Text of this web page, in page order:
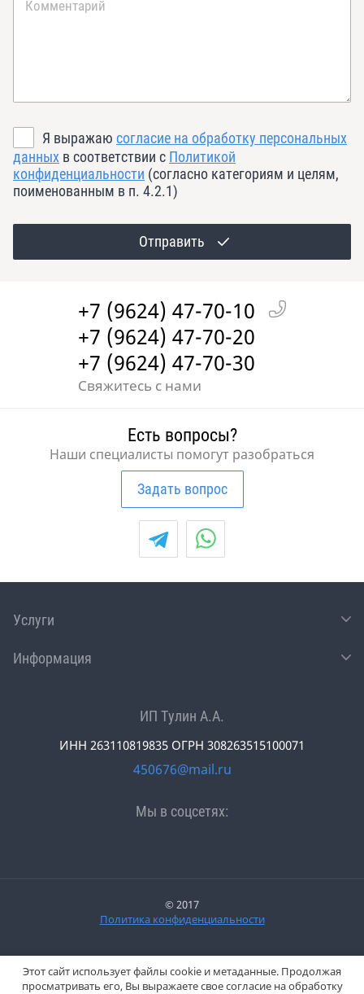
Этот сайт использует файлы cookie и метаданные. Продолжая
просматривать его, Вы выражаете свое согласие на обработку
Комментарий
Я выражаю согласие на обработку персональных
данных в соответствии с Политикой
конфиденциальности (согласно категориям и целям,
поименованным в п. 4.2.1)
Отправить
+7 (9624) 47-70-10
+7 (9624) 47-70-20
+7 (9624) 47-70-30
Свяжитесь с нами
Есть вопросы?
Наши специалисты помогут разобраться
Задать вопрос
ИП Тулин А.А.
ИНН 263110819835 ОГРН 308263515100071
450676@mail.ru
Услуги
Информация
Мы в соцсетях:
© 2017
Политика конфиденциальности